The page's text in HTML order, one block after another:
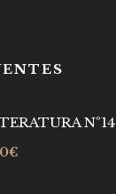
Nº14
€